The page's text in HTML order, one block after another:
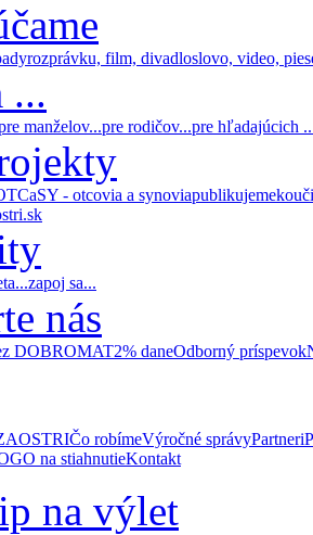
rozprávku, film, divadloslovo, video,
...
manželov...pre rodičov...pre hľadajúcich
- otcovia a synoviapublikujeme
zapoj sa...
nás
DOBROMAT2% daneOdborný príspevok
Čo robímeVýročné správyPartneri
na stiahnutieKontakt
na výlet